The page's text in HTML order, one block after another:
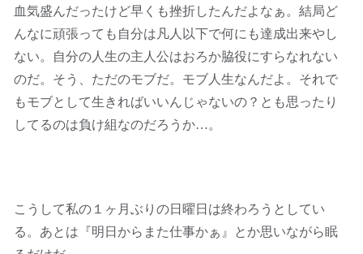
血気盛んだったけど早くも挫折したんだよなぁ。結局ど
んなに頑張っても自分は凡人以下で何にも達成出来やし
ない。自分の人生の主人公はおろか脇役にすらなれない
のだ。そう、ただのモブだ。モブ人生なんだよ。それで
もモブとして生きればいいんじゃないの？とも思ったり
してるのは負け組なのだろうか…。
こうして私の１ヶ月ぶりの日曜日は終わろうとしてい
る。あとは『明日からまた仕事かぁ』とか思いながら眠